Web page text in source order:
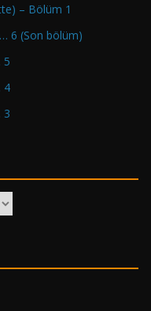
– Bölüm 1
6 (Son bölüm)
5
4
3